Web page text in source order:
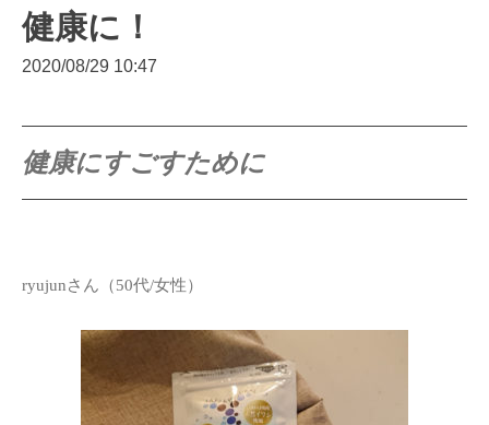
健康に！
2020/08/29 10:47
健康にすごすために
ryujunさん（50代/女性）